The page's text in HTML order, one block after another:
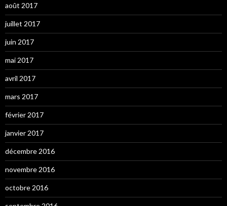
août 2017
juillet 2017
juin 2017
mai 2017
avril 2017
mars 2017
février 2017
janvier 2017
décembre 2016
novembre 2016
octobre 2016